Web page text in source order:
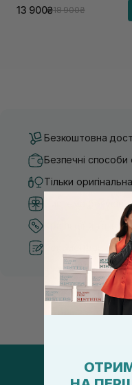
13 900₴18 900₴
Безкоштовна
Безпечні способи
Тільки
Система бонусів
Кращі ціни та топ
Рекомендації від